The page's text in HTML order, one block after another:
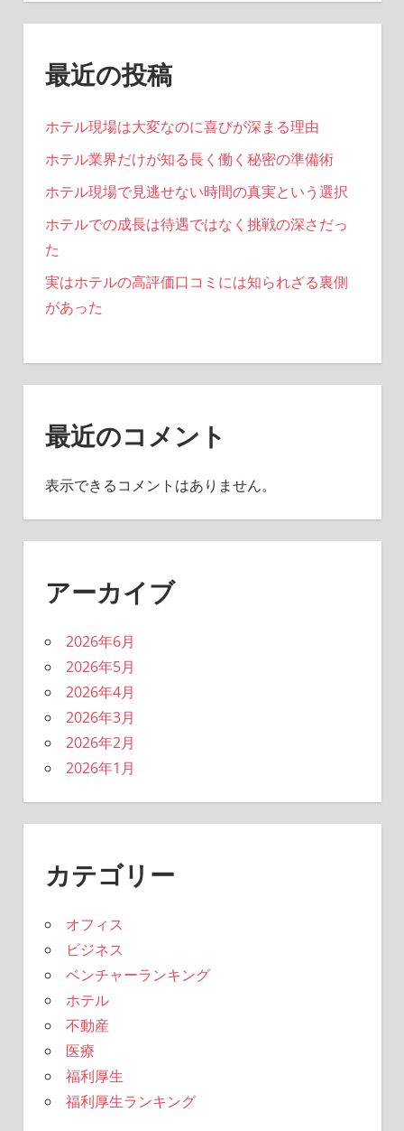
最近の投稿
ホテル現場は大変なのに喜びが深まる理由
ホテル業界だけが知る長く働く秘密の準備術
ホテル現場で見逃せない時間の真実という選択
ホテルでの成長は待遇ではなく挑戦の深さだっ
た
実はホテルの高評価口コミには知られざる裏側
があった
最近のコメント
表示できるコメントはありません。
アーカイブ
2026年6月
2026年5月
2026年4月
2026年3月
2026年2月
2026年1月
カテゴリー
オフィス
ビジネス
ベンチャーランキング
ホテル
不動産
医療
福利厚生
福利厚生ランキング